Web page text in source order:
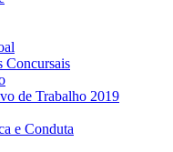
Concursais
de Trabalho 2019
e Conduta